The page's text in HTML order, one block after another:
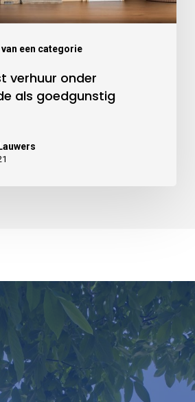
een categorie
verhuur onder
als goedgunstig